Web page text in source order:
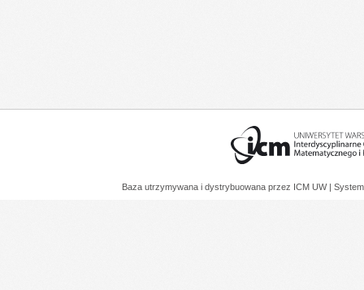
Baza utrzymywana i dystrybuowana przez ICM UW |